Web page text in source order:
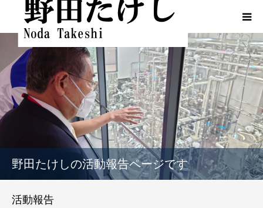
野田たけしの活動報告ページです
活動報告
HOME
プロフィール
ふるさとでの実績
政策